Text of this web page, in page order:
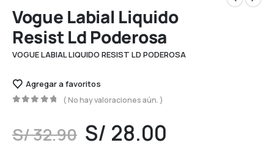
Vogue Labial Liquido
Resist Ld Poderosa
VOGUE LABIAL LIQUIDO RESIST LD PODEROSA
Agregar a favoritos
( No hay valoraciones aún. )
S/32.90 S/ 28.00